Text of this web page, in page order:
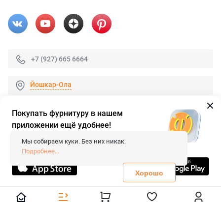
+7 (927) 665 6664
Йошкар-Ола
© 2026 «FieraShop.ru»
Сопровождение сайта
- Вебформат.
Все права защищены.
Не является публичной офертой
Политика конфиденциальности
Покупать фурнитуру в нашем
приложении ещё удобнее!
Мы собираем куки. Без них никак.
Подробнее...
Хорошо